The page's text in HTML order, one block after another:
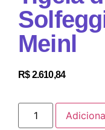
Meinl
R$2.610,84